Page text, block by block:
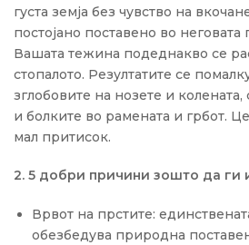
густа земја без чувство на
постојано поставено во
Вашата тежина подеднакво се
стопалото. Резултатите се
зглобовите на нозете и
и болките во рамената и грбот.
мал притисок.
2. 5 добри причини зошто да ги
Врвот на прстите:
обезбедува природна